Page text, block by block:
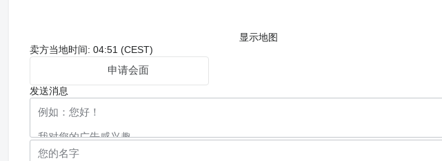
显示地图
卖方当地时间: 04:51 (CEST)
申请会面
发送消息